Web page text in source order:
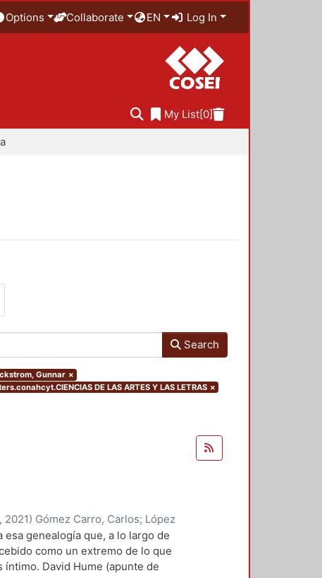
Options Collaborate EN Log In
My List[0]
Search
Gunnar ×
DE LAS ARTES Y LAS LETRAS ×
, 2021) Gómez Carro, Carlos; López
;Rivas Iturralde, Antonio
Marin, Marco Antonio;Valero
Edelmira, comp.;Suárez Escobar,
genealogía que, a lo largo de
como un extremo de lo que
David Hume (apunte de